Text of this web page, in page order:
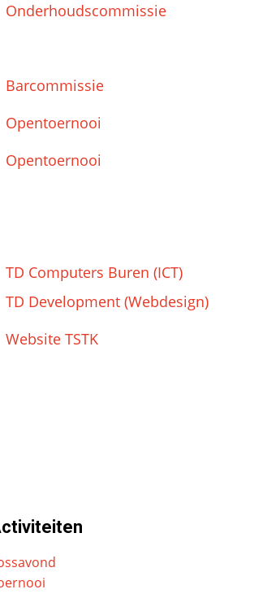
Onderhoudscommissie
Barcommissie
Opentoernooi
Opentoernooi
TD Computers Buren (ICT)
TD Development (Webdesign)
Website TSTK